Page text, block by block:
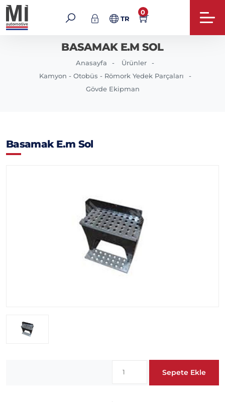
TR
0
BASAMAK E.M SOL
Anasayfa
Ürünler
Kamyon - Otobüs - Römork Yedek Parçaları
Gövde Ekipman
Basamak E.m Sol
Sepete Ekle